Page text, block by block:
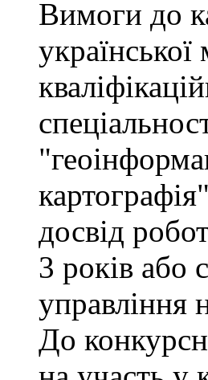
Вимоги до
досвід
3 років або
управління
До